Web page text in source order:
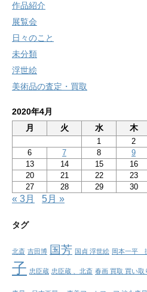
作品紹介
展覧会
日々のこと
未分類
浮世絵
美術品の査定・買取
2020年4月
月
火 水 木
1 2
6
7 8 9
13
14 15 16
20
21 22 23
27
28 29 30
« 3月 5月 »
タグ
北斎 吉田博 国芳 国貞 浮世絵 岡本一平
子 忠臣蔵 忠臣蔵 、北斎 春画 買取 買い取